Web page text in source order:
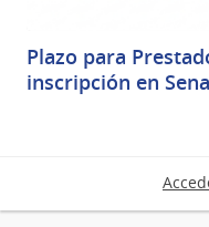
Plazo para
inscripción en